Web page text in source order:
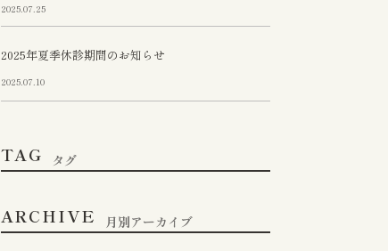
2025.07.25
2025年夏季休診期間のお知らせ
2025.07.10
TAG タグ
ARCHIVE 月別アーカイブ